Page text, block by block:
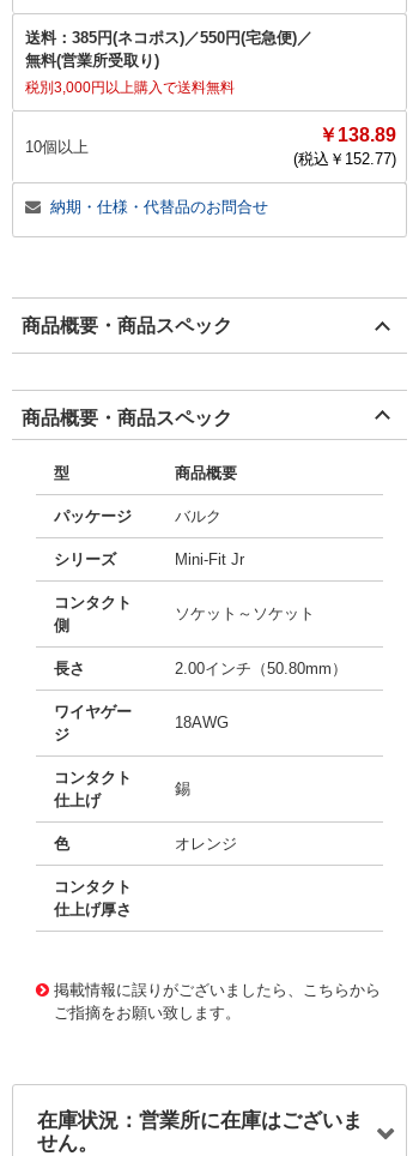
送料： 385円(ネコポス)／550円(宅急便)／
無料(営業所受取り)
税別3,000円以上購入で送料無料
10個以上
￥138.89
(税込￥ 152.77)
納期・仕様・代替品のお問合せ
商品概要・商品スペック
商品概要・商品スペック
型 商品概要
パッケージ バルク
シリーズ Mini-Fit Jr
コンタクト
側
ソケット～ソケット
長さ 2.00インチ（50.80mm）
ワイヤゲー
ジ
18AWG
コンタクト
仕上げ
錫
色 オレンジ
コンタクト
仕上げ厚さ
掲載情報に誤りがございましたら、こちらから
ご指摘をお願い致します。
在庫状況：営業所に在庫はございま
せん。